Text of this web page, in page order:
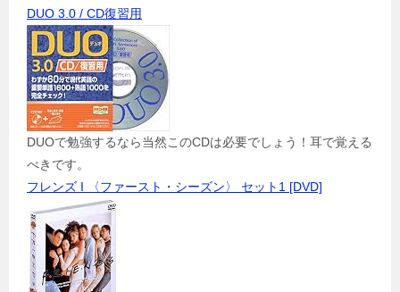
DUO 3.0 / CD復習用
DUOで勉強するなら当然このCDは必要でしょう！耳で覚える
べきです。
フレンズ I 〈ファースト・シーズン〉 セット1 [DVD]